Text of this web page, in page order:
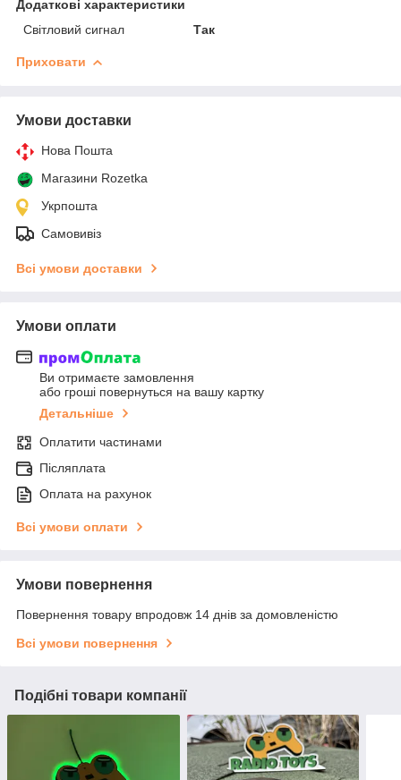
Додаткові характеристики
Світловий сигнал
Так
Приховати
Умови доставки
Нова Пошта
Магазини Rozetka
Укрпошта
Самовивіз
Всі умови доставки
Умови оплати
Ви отримаєте замовлення
або гроші повернуться на вашу картку
Детальніше
Оплатити частинами
Післяплата
Оплата на рахунок
Всі умови оплати
Умови повернення
Повернення товару впродовж 14 днів за домовленістю
Всі умови повернення
Подібні товари компанії